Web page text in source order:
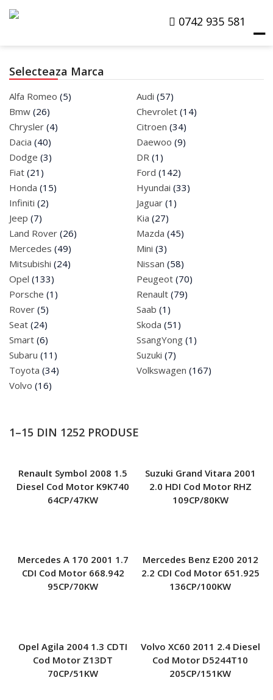
0742 935 581
☰
search
Masini La Dezmembrat
Masini De Vanzare
Despre Noi
Cere Oferta
Contact
Cumpar Masini
0742 935 581
Selecteaza Marca
Alfa Romeo (5) Audi (57)
Bmw (26) Chevrolet (14)
Chrysler (4) Citroen (34)
Dacia (40) Daewoo (9)
Dodge (3) DR (1)
Fiat (21) Ford (142)
Honda (15) Hyundai (33)
Infiniti (2) Jaguar (1)
Jeep (7) Kia (27)
Land Rover (26) Mazda (45)
Mercedes (49) Mini (3)
Mitsubishi (24) Nissan (58)
Opel (133) Peugeot (70)
Porsche (1) Renault (79)
Rover (5) Saab (1)
Seat (24) Skoda (51)
Smart (6) SsangYong (1)
Subaru (11) Suzuki (7)
Toyota (34) Volkswagen (167)
Volvo (16)
1–15 DIN 1252 PRODUSE
Renault Symbol 2008 1.5
Diesel Cod Motor K9K740
64CP/47KW
Suzuki Grand Vitara 2001
2.0 HDI Cod Motor RHZ
109CP/80KW
Mercedes A 170 2001 1.7
CDI Cod Motor 668.942
95CP/70KW
Mercedes Benz E200 2012
2.2 CDI Cod Motor 651.925
136CP/100KW
Opel Agila 2004 1.3 CDTI
Cod Motor Z13DT
70CP/51KW
Volvo XC60 2011 2.4 Diesel
Cod Motor D5244T10
205CP/151KW